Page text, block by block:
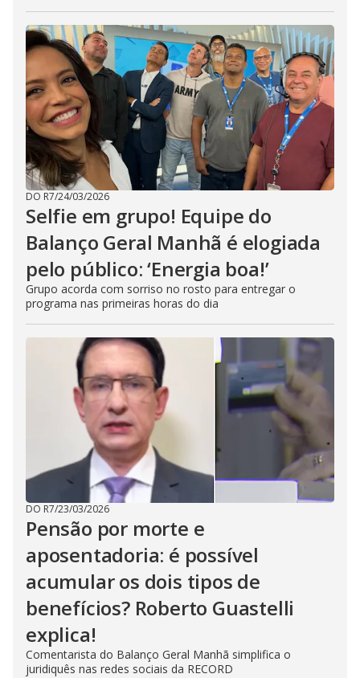
DO R7/24/03/2026
Selfie em grupo! Equipe do
Balanço Geral Manhã é elogiada
pelo público: ‘Energia boa!’
Grupo acorda com sorriso no rosto para entregar o
programa nas primeiras horas do dia
DO R7/23/03/2026
Pensão por morte e
aposentadoria: é possível
acumular os dois tipos de
benefícios? Roberto Guastelli
explica!
Comentarista do Balanço Geral Manhã simplifica o
juridiquês nas redes sociais da RECORD